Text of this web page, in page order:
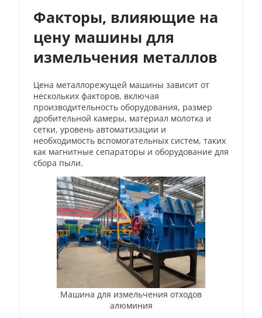
Факторы, влияющие на
цену машины для
измельчения металлов
Цена металлорежущей машины зависит от
нескольких факторов, включая
производительность оборудования, размер
дробительной камеры, материал молотка и
сетки, уровень автоматизации и
необходимость вспомогательных систем, таких
как магнитные сепараторы и оборудование для
сбора пыли.
Машина для измельчения отходов
алюминия